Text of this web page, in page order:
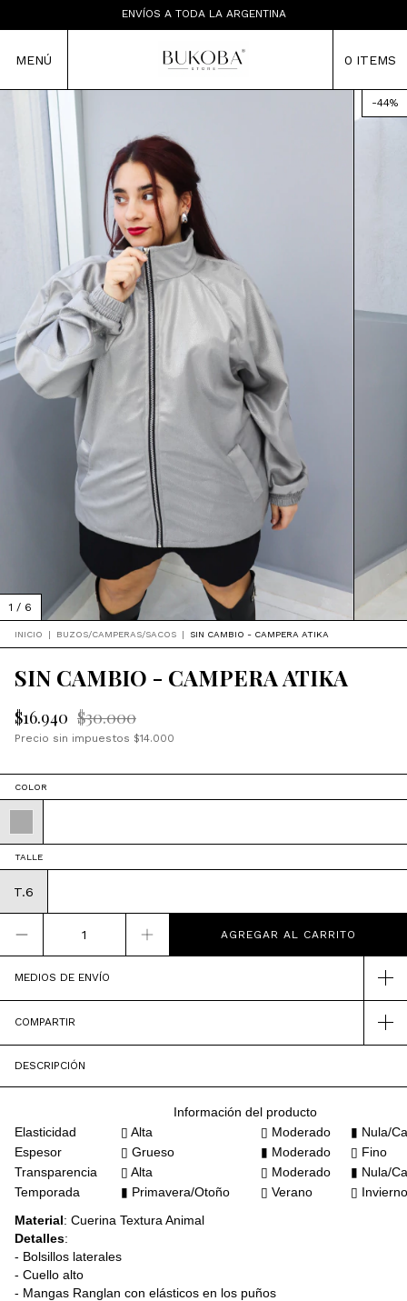
ENVÍOS A TODA LA ARGENTINA
MENÚ 0 ITEMS
-44%
1 / 6
INICIO | BUZOS/CAMPERAS/SACOS | SIN CAMBIO - CAMPERA ATIKA
SIN CAMBIO - CAMPERA ATIKA
$16.940 $30.000
Precio sin impuestos $14.000
COLOR
TALLE
T.6
MEDIOS DE ENVÍO
COMPARTIR
DESCRIPCIÓN
Información del producto
Elasticidad
▯ Alta ▯ Moderado
▮ Nula/
Espesor
▯ Grueso ▮ Moderado
▯ Fino
Transparencia
▯ Alta ▯ Moderado
▮ Nula/
Temporada
▮ Primavera/Otoño ▯ Verano
▯ Invierno
Material: Cuerina Textura Animal
Detalles:
- Bolsillos laterales
- Cuello alto
- Mangas Ranglan con elásticos en los puños